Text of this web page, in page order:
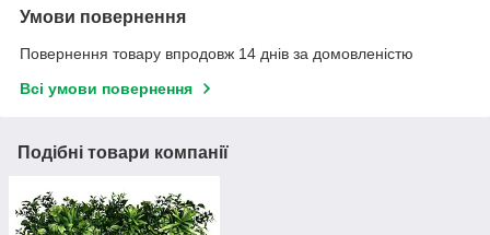
Умови повернення
Повернення товару впродовж 14 днів за домовленістю
Всі умови повернення
Подібні товари компанії